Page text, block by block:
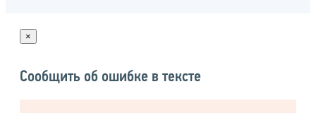
×
Сообщить об ошибке в тексте